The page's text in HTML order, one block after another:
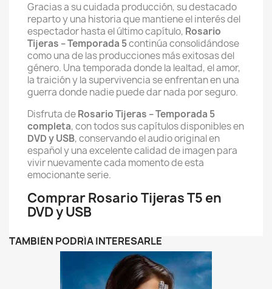
Gracias a su cuidada producción, su destacado
reparto y una historia que mantiene el interés del
espectador hasta el último capítulo, Rosario
Tijeras – Temporada 5continúa consolidándose
como una de las producciones más exitosas del
género. Una temporada donde la lealtad, el amor,
la traición y la supervivencia se enfrentan en una
guerra donde nadie puede dar nada por seguro.
Disfruta deRosario Tijeras – Temporada 5
completa, con todos sus capítulos disponibles en
DVD y USB, conservando el audio original en
español y una excelente calidad de imagen para
vivir nuevamente cada momento de esta
emocionante serie.
Comprar Rosario Tijeras T5 en
DVD y USB
TAMBIÉN PODRÍA INTERESARLE